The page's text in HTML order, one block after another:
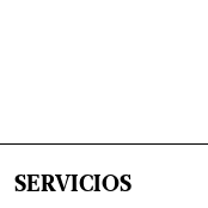
SERVICIOS